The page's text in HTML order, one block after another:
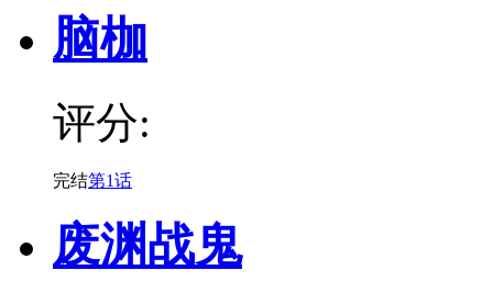
脑枷
评分:
完结第1话
废渊战鬼